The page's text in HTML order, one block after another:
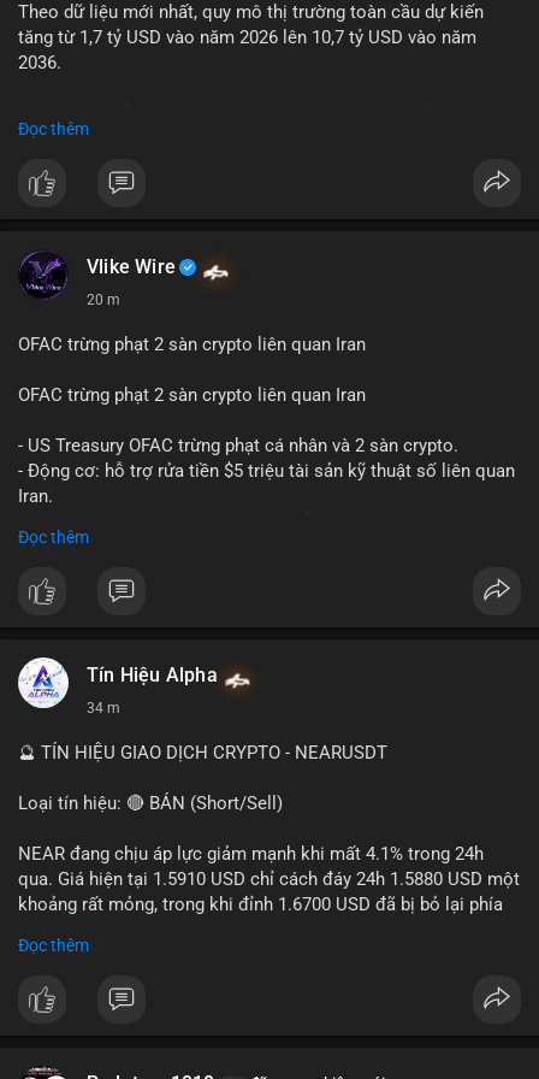
Lời khuyên: Nhà đầu tư nhỏ lẻ nên quan sát thêm 2-4 giờ sau
khi giao dịch được xác nhận, tránh hành động theo cảm xúc.
ưu tiên quản trị rủi ro trong giai đoạn biến động mạnh.
#btcmempool65k
Theo dữ liệu mới nhất, quy mô thị trường toàn cầu dự kiến
tăng từ 1,7 tỷ USD vào năm 2026 lên 10,7 tỷ USD vào năm
2036.
hàng năm (CAGR) ấn tượng lên tới 20,2%.
Điều gì đang thúc đẩy sự tăng trưởng vượt bậc này? Hãy cùng
theo dõi các phân tích chuyên sâu về xu hướng công nghệ và
Đọc thêm
Vlike Wire
20 m
OFAC trừng phạt 2 sàn crypto liên quan Iran
OFAC trừng phạt 2 sàn crypto liên quan Iran
- US Treasury OFAC trừng phạt cá nhân và 2 sàn crypto.
- Động cơ: hỗ trợ rửa tiền $5 triệu tài sản kỹ thuật số liên quan
Iran.
- Tác động: rủi ro cho thị trường crypto, tăng áp lực pháp lý.
#binancesquare
#vlikevn #titanbot
📰 Nguồn: Cointelegraph
Đọc thêm
Tín Hiệu Alpha
34 m
🔮 TÍN HIỆU GIAO DỊCH CRYPTO - NEARUSDT
Loại tín hiệu: 🔴 BÁN (Short/Sell)
NEAR đang chịu áp lực giảm mạnh khi mất 4.1% trong 24h
qua. Giá hiện tại 1.5910 USD chỉ cách đáy 24h 1.5880 USD một
khoảng rất mỏng, trong khi đỉnh 1.6700 USD đã bị bỏ lại phía
kiểm soát hoàn toàn. Khối lượng giao dịch 10.29 triệu NEAR
tiếp diễn.
Đọc thêm